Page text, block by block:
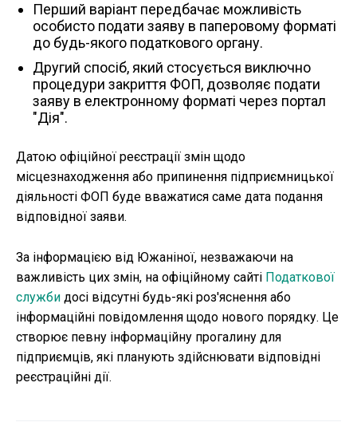
Перший варіант передбачає можливість
особисто подати заяву в паперовому форматі
до будь-якого податкового органу.
Другий спосіб, який стосується виключно
процедури закриття ФОП, дозволяє подати
заяву в електронному форматі через портал
"Дія".
Датою офіційної реєстрації змін щодо
місцезнаходження або припинення підприємницької
діяльності ФОП буде вважатися саме дата подання
відповідної заяви.
За інформацією від Южаніної, незважаючи на
важливість цих змін, на офіційному сайті Податкової
служби досі відсутні будь-які роз'яснення або
інформаційні повідомлення щодо нового порядку. Це
створює певну інформаційну прогалину для
підприємців, які планують здійснювати відповідні
реєстраційні дії.